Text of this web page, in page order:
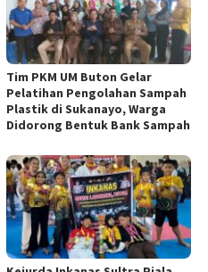
Tim PKM UM Buton Gelar
Pelatihan Pengolahan Sampah
Plastik di Sukanayo, Warga
Didorong Bentuk Bank Sampah